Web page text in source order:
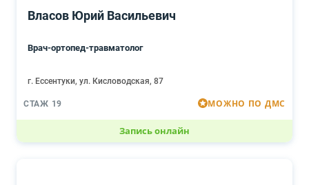
Власов Юрий Васильевич
Врач-ортопед-травматолог
г. Ессентуки, ул. Кисловодская, 87
СТАЖ 19 МОЖНО ПО ДМС
Запись онлайн